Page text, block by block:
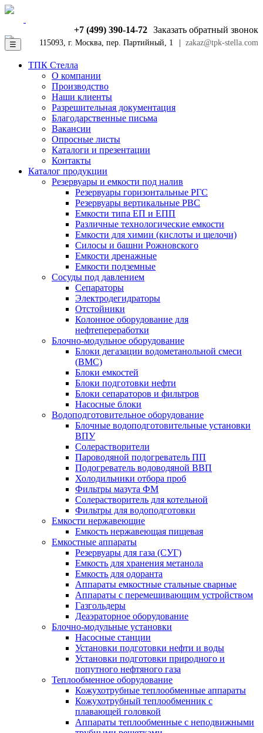
Заказать обратный звонок
+7 (499) 390-14-72
zakaz@tpk-stella.com
115093, г. Москва, пер. Партийный, 1
☰
ТПК Стелла
О компании
Производство
Наши клиенты
Разрешительная документация
Благодарственные письма
Вакансии
Опросные листы
Каталоги и презентации
Контакты
Каталог продукции
Резервуары и емкости под налив
Резервуары горизонтальные РГС
Резервуары вертикальные РВС
Емкости типа ЕП и ЕПП
Различные технологические емкости
Емкости для химии (кислоты и щелочи)
Силосы и башни Рожновского
Емкости дренажные
Емкости подземные
Сосуды под давлением
Сепараторы
Электродегидраторы
Отстойники
Колонное оборудование для
нефтепереработки
Блочно-модульное оборудование
Блоки дегазации водометанольной смеси
(BMC)
Блоки емкостей
Блоки подготовки нефти
Блоки сепараторов и фильтров
Насосные блоки
Водоподготовительное оборудование
Блочные водоподготовительные установки
ВПУ
Солерастворители
Пароводяной подогреватель ПП
Подогреватель водоводяной ВВП
Холодильники отбора проб
Фильтры мазута ФМ
Солерастворитель для котельной
Фильтры для водоподготовки
Емкости нержавеющие
Емкость нержавеющая пищевая
Емкостные аппараты
Резервуары для газа (СУГ)
Емкость для хранения метанола
Емкость для одоранта
Аппараты емкостные стальные сварные
Аппараты с перемешивающим устройством
Газгольдеры
Деаэраторное оборудование
Блочно-модульные установки
Насосные станции
Установки подготовки нефти и воды
Установки подготовки природного и
попутного нефтяного газа
Теплообменное оборудование
Кожухотрубные теплообменные аппараты
Кожухотрубный теплообменник с
плавающей головкой
Аппараты теплообменные с неподвижными